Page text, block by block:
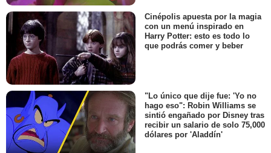
Cinépolis apuesta por la magia
con un menú inspirado en
Harry Potter: esto es todo lo
que podrás comer y beber
"Lo único que dije fue: 'Yo no
hago eso": Robin Williams se
sintió engañado por Disney tras
recibir un salario de solo 75,000
dólares por 'Aladdín'